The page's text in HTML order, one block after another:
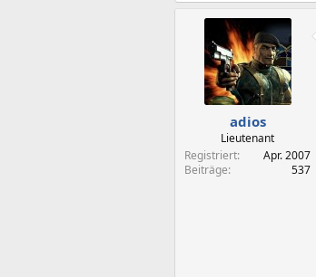
adios
Lieutenant
Registriert
Apr. 2007
Beiträge
537